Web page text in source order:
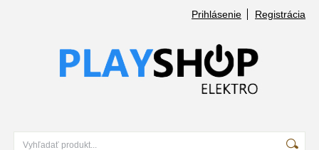
Prihlásenie Registrácia